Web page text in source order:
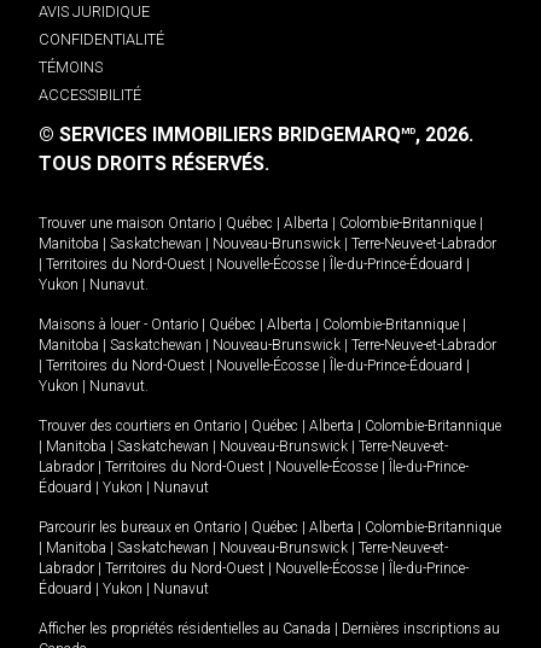
AVIS JURIDIQUE
CONFIDENTIALITÉ
TÉMOINS
ACCESSIBILITÉ
© SERVICES IMMOBILIERS BRIDGEMARQMD, 2026.
TOUS DROITS RÉSERVÉS.
Trouver une maison Ontario | Québec | Alberta | Colombie-Britannique |
Manitoba | Saskatchewan | Nouveau-Brunswick | Terre-Neuve-et-Labrador
| Territoires du Nord-Ouest | Nouvelle-Écosse | Île-du-Prince-Édouard |
Yukon | Nunavut
Maisons à louer - Ontario | Québec | Alberta | Colombie-Britannique |
Manitoba | Saskatchewan | Nouveau-Brunswick | Terre-Neuve-et-Labrador
| Territoires du Nord-Ouest | Nouvelle-Écosse | Île-du-Prince-Édouard |
Yukon | Nunavut
Trouver des courtiers en Ontario | Québec | Alberta | Colombie-Britannique
| Manitoba | Saskatchewan | Nouveau-Brunswick | Terre-Neuve-et-
Labrador | Territoires du Nord-Ouest | Nouvelle-Écosse | Île-du-Prince-
Édouard | Yukon | Nunavut
Parcourir les bureaux en Ontario | Québec | Alberta | Colombie-Britannique
| Manitoba | Saskatchewan | Nouveau-Brunswick | Terre-Neuve-et-
Labrador | Territoires du Nord-Ouest | Nouvelle-Écosse | Île-du-Prince-
Édouard | Yukon | Nunavut
Afficher les propriétés résidentielles au Canada | Dernières inscriptions au